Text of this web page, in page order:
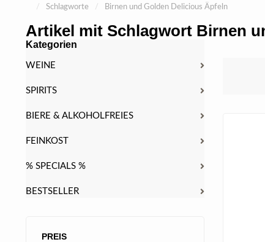
/ Schlagworte / Birnen und Golden Delicious Äpfeln
Artikel mit Schlagwort Birnen
PREIS
Kategorien
WEINE
SPIRITS
BIERE & ALKOHOLFREIES
FEINKOST
% SPECIALS %
BESTSELLER